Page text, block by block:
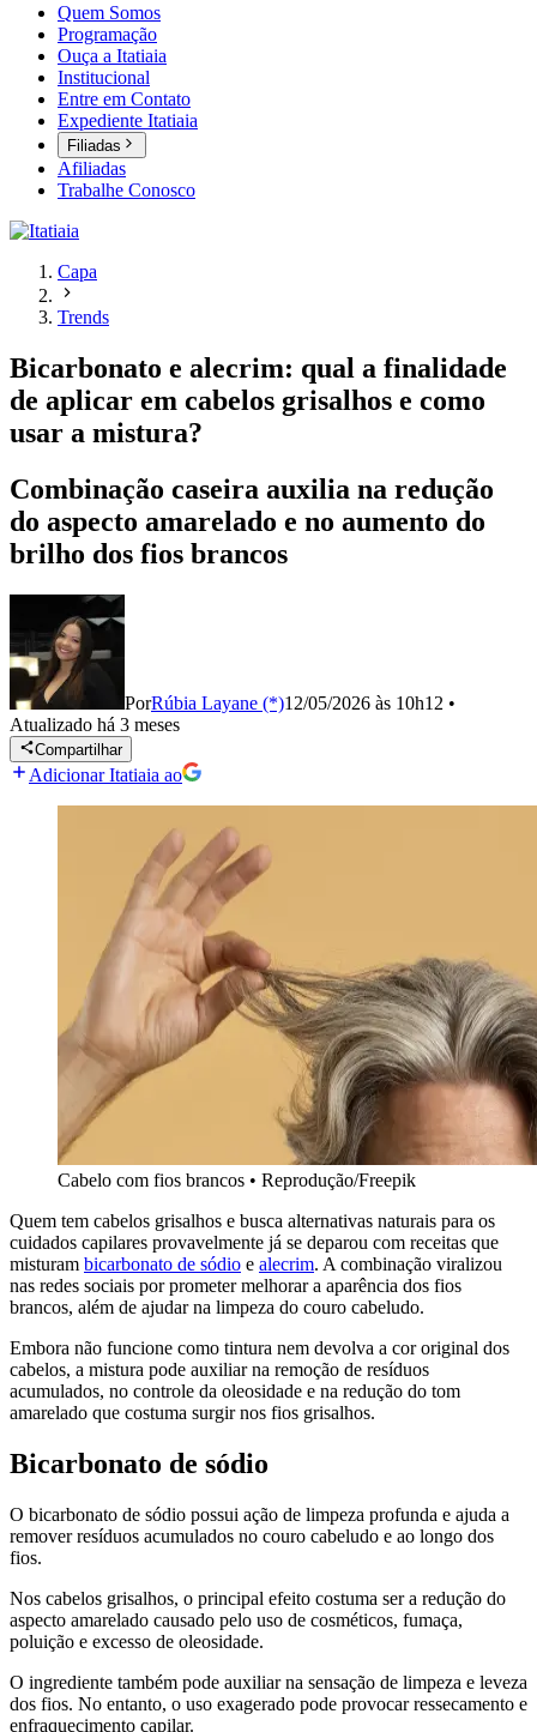
Quem Somos
Programação
Ouça a Itatiaia
Institucional
Entre em Contato
Expediente Itatiaia
Filiadas
Afiliadas
Trabalhe Conosco
Capa
Trends
Bicarbonato e alecrim: qual a finalidade
de aplicar em cabelos grisalhos e como
usar a mistura?
Combinação caseira auxilia na redução
do aspecto amarelado e no aumento do
brilho dos fios brancos
PorRúbia Layane (*)12/05/2026 às 10h12 •
Atualizado há 3 meses
Compartilhar
Adicionar Itatiaia ao
Cabelo com fios brancos • Reprodução/Freepik
Quem tem cabelos grisalhos e busca alternativas naturais para os
cuidados capilares provavelmente já se deparou com receitas que
misturam bicarbonato de sódio e alecrim. A combinação viralizou
nas redes sociais por prometer melhorar a aparência dos fios
brancos, além de ajudar na limpeza do couro cabeludo.
Embora não funcione como tintura nem devolva a cor original dos
cabelos, a mistura pode auxiliar na remoção de resíduos
acumulados, no controle da oleosidade e na redução do tom
amarelado que costuma surgir nos fios grisalhos.
Bicarbonato de sódio
O bicarbonato de sódio possui ação de limpeza profunda e ajuda a
remover resíduos acumulados no couro cabeludo e ao longo dos
fios.
Nos cabelos grisalhos, o principal efeito costuma ser a redução do
aspecto amarelado causado pelo uso de cosméticos, fumaça,
poluição e excesso de oleosidade.
O ingrediente também pode auxiliar na sensação de limpeza e leveza
dos fios. No entanto, o uso exagerado pode provocar ressecamento e
enfraquecimento capilar.